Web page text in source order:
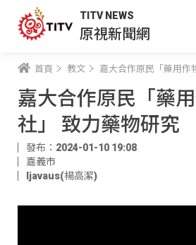
TITV NEWS
原視新聞網
首頁 教文 嘉大合作原民「藥用作
嘉大合作原民「藥
社」 致力藥物研究
發布：2024-01-10 19:08
嘉義市
ljavaus(楊高潔)